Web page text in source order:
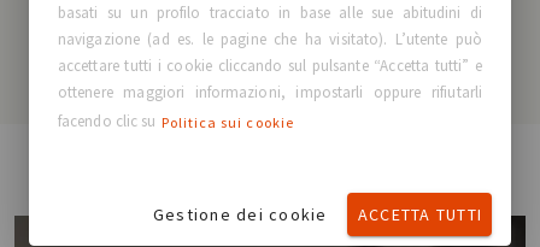
NOA™ B1
basati su un profilo tracciato in base alle sue abitudini di
navigazione (ad es. le pagine che ha visitato). L’utente può
accettare tutti i cookie cliccando sul pulsante “Accetta tutti” e
ottenere maggiori informazioni, impostarli oppure rifiutarli
facendo clic su Politica sui cookie
Gestione dei cookie ACCETTA TUTTI